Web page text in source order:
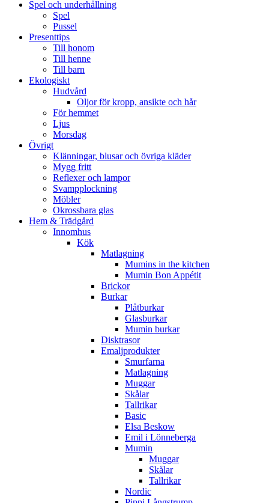
Spel och underhållning
Spel
Pussel
Presenttips
Till honom
Till henne
Till barn
Ekologiskt
Hudvård
Oljor för kropp, ansikte och hår
För hemmet
Ljus
Morsdag
Övrigt
Klänningar, blusar och övriga kläder
Mygg fritt
Reflexer och lampor
Svampplockning
Möbler
Okrossbara glas
Hem & Trädgård
Innomhus
Kök
Matlagning
Mumins in the kitchen
Mumin Bon Appétit
Brickor
Burkar
Plåtburkar
Glasburkar
Mumin burkar
Disktrasor
Emaljprodukter
Smurfarna
Matlagning
Muggar
Skålar
Tallrikar
Basic
Elsa Beskow
Emil i Lönneberga
Mumin
Muggar
Skålar
Tallrikar
Nordic